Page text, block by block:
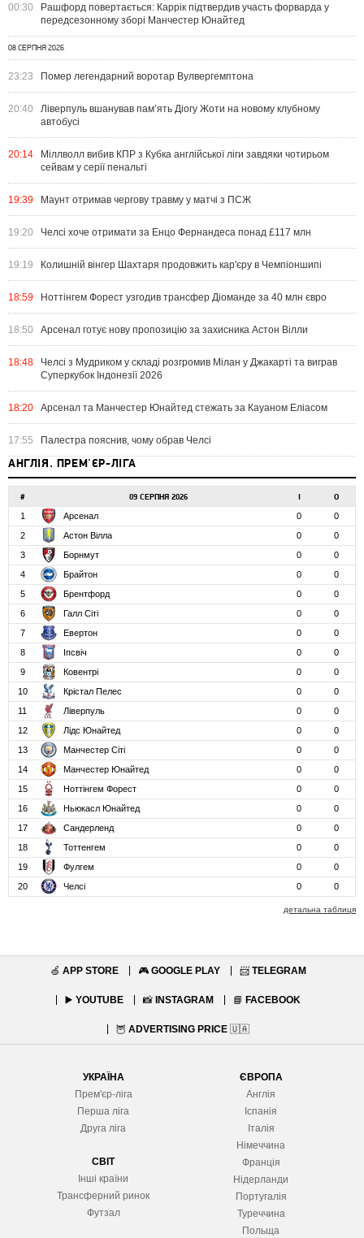
00:30
Рашфорд повертається: Каррік підтвердив участь форварда у
передсезонному зборі Манчестер Юнайтед
08 СЕРПНЯ 2026
23:23 Помер легендарний воротар Вулвергемптона
20:40
Ліверпуль вшанував пам’ять Діогу Жоти на новому клубному
автобусі
20:14
Міллволл вибив КПР з Кубка англійської ліги завдяки чотирьом
сейвам у серії пенальті
19:39 Маунт отримав чергову травму у матчі з ПСЖ
19:20 Челсі хоче отримати за Енцо Фернандеса понад £117 млн
19:19 Колишній вінгер Шахтаря продовжить кар'єру в Чемпіоншипі
18:59 Ноттінгем Форест узгодив трансфер Діоманде за 40 млн євро
18:50 Арсенал готує нову пропозицію за захисника Астон Вілли
18:48
Челсі з Мудриком у складі розгромив Мілан у Джакарті та виграв
Суперкубок Індонезії 2026
18:20 Арсенал та Манчестер Юнайтед стежать за Кауаном Еліасом
17:55 Палестра пояснив, чому обрав Челсі
АНГЛІЯ. ПРЕМ'ЄР-ЛІГА
# 09 СЕРПНЯ 2026 І О
1 Арсенал 0
0
2
Астон Вілла 0
0
3
Борнмут 0
0
4
Брайтон 0
0
5
Брентфорд 0
0
6
Галл Сіті 0
0
7
Евертон 0
0
8
Іпсвіч 0
0
9
Ковентрі 0
0
10
Крістал Пелес 0
0
11
Ліверпуль 0
0
12
Лідс Юнайтед 0
0
13
Манчестер Сіті 0
0
14
Манчестер Юнайтед 0
0
15
Ноттінгем Форест 0
0
16
Ньюкасл Юнайтед 0
0
17
Сандерленд 0
0
18
Тоттенгем 0
0
19
Фулгем 0
0
20
Челсі 0 0
детальна таблиця
🍏 APP STORE 🎮 GOOGLE PLAY 📨 TELEGRAM
▶️ YOUTUBE 📸 INSTAGRAM 📘 FACEBOOK
🦉 ADVERTISING PRICE 🇺🇦
УКРАЇНА
Прем'єр-ліга
Перша ліга
Друга ліга
СВІТ
Інші країни
Трансферний ринок
Футзал
ЄВРОПА
Англія
Іспанія
Італія
Німеччина
Франція
Нідерланди
Португалія
Туреччина
Польща